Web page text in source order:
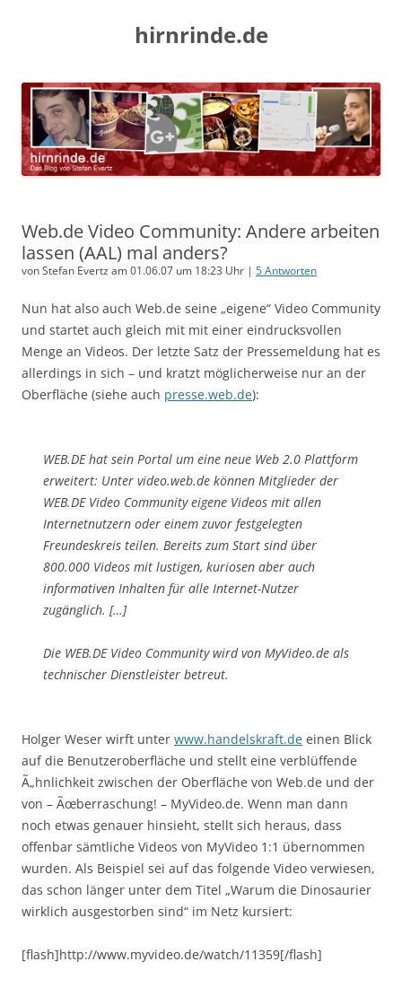
hirnrinde.de
Web.de Video Community: Andere arbeiten
lassen (AAL) mal anders?
von Stefan Evertz am 01.06.07 um 18:23 Uhr | 5 Antworten
Nun hat also auch Web.de seine „eigene“ Video Community
und startet auch gleich mit mit einer eindrucksvollen
Menge an Videos. Der letzte Satz der Pressemeldung hat es
allerdings in sich – und kratzt möglicherweise nur an der
Oberfläche (siehe auch presse.web.de):
WEB.DE hat sein Portal um eine neue Web 2.0 Plattform
erweitert: Unter video.web.de können Mitglieder der
WEB.DE Video Community eigene Videos mit allen
Internetnutzern oder einem zuvor festgelegten
Freundeskreis teilen. Bereits zum Start sind über
800.000 Videos mit lustigen, kuriosen aber auch
informativen Inhalten für alle Internet-Nutzer
zugänglich. […]
Die WEB.DE Video Community wird von MyVideo.de als
technischer Dienstleister betreut.
Holger Weser wirft unter www.handelskraft.de einen Blick
auf die Benutzeroberfläche und stellt eine verblüffende
Ã„hnlichkeit zwischen der Oberfläche von Web.de und der
von – Ãœberraschung! – MyVideo.de. Wenn man dann
noch etwas genauer hinsieht, stellt sich heraus, dass
offenbar sämtliche Videos von MyVideo 1:1 übernommen
wurden. Als Beispiel sei auf das folgende Video verwiesen,
das schon länger unter dem Titel „Warum die Dinosaurier
wirklich ausgestorben sind“ im Netz kursiert:
[flash]http://www.myvideo.de/watch/11359[/flash]